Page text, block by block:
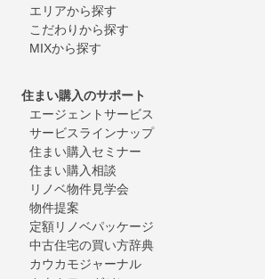
エリアから探す
こだわりから探す
MIXから探す
住まい購入のサポート
エージェントサービス
サービスラインナップ
住まい購入セミナー
住まい購入相談
リノベ物件見学会
物件提案
定額リノベパッケージ
中古住宅の買い方辞典
カウカモジャーナル